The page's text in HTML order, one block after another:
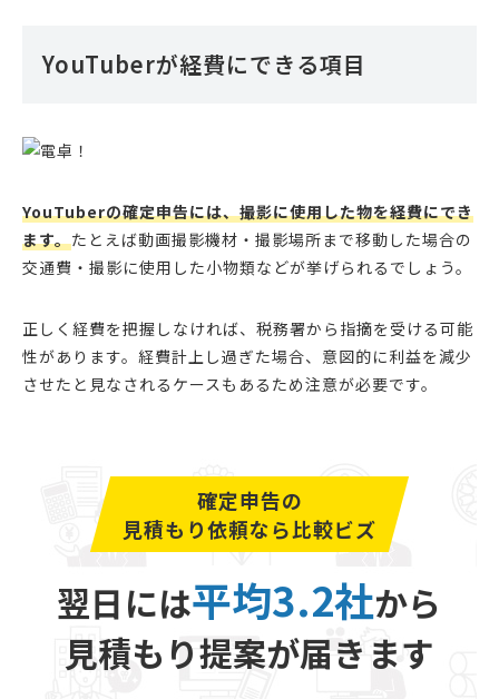
YouTuberが経費にできる項目
YouTuberの確定申告には、撮影に使用した物を経費にでき
ます。たとえば動画撮影機材・撮影場所まで移動した場合の
交通費・撮影に使用した小物類などが挙げられるでしょう。
正しく経費を把握しなければ、税務署から指摘を受ける可能
性があります。経費計上し過ぎた場合、意図的に利益を減少
させたと見なされるケースもあるため注意が必要です。
確定申告の
見積もり依頼なら比較ビズ
翌日には平均3.2社から
見積もり提案が届きます